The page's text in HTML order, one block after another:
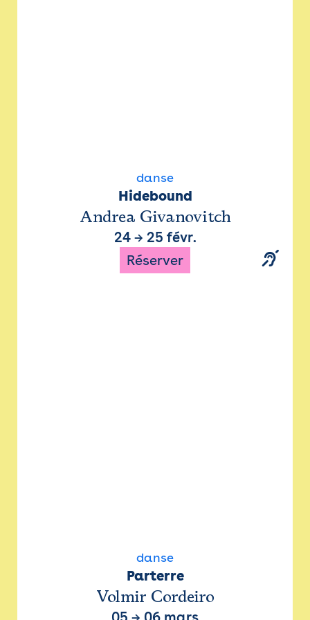
danse
Hidebound
Andrea Givanovitch
24→ 25 févr.
Réserver
danse
Parterre
Volmir Cordeiro